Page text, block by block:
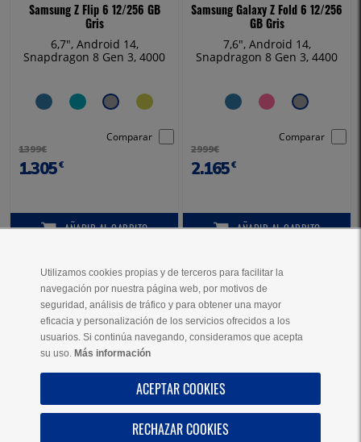
Samsung Z Flip 6 12/256 GB
Gris
6,7", Android 14,
Snapdragon 8 Gen 3, 4000
Comparar
1399€
1.305€
AÑADIRAL CARRITO
Samsung Galaxy Z Fold 6 12/256
GB Gris
7,6", Android 14,
Snapdragon 8 Gen 3, 4400
Comparar
2999€
2.165€
AÑADIRAL CARRITO
VER MÁS PRODUCTOS
AYUDA
SOBRE NOSOTROS
Utilizamos cookies propias y de terceros para facilitar la
navegación por nuestra página web, por motivos de
seguridad, análisis de tráfico y para obtener una mayor
eficacia y personalización de los servicios ofrecidos a los
usuarios. Si continúa navegando, consideramos que acepta
su uso. Más información
ACEPTAR COOKIES
RECHAZAR COOKIES